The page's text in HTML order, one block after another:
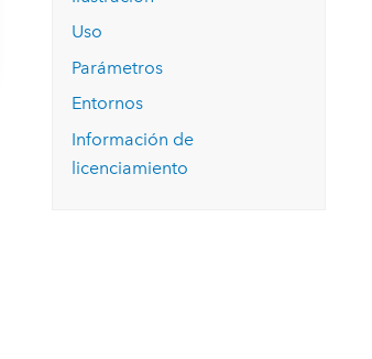
Explorar ArcGIS Pro
Leer la historia
Uso
Parámetros
Entornos
Información de
licenciamiento